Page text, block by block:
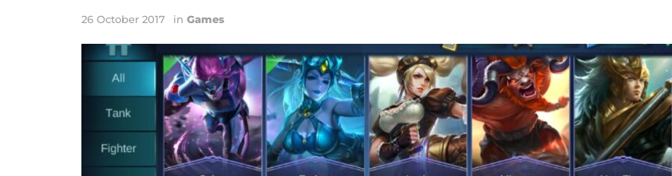
26 October 2017 in Games